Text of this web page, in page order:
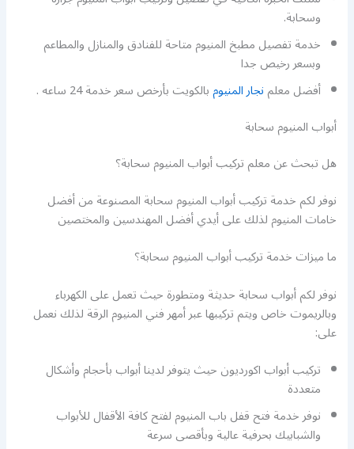
وسحابة.
خدمة تفصيل مطبخ المنيوم متاحة للفنادق والمنازل والمطاعم
وبسعر رخيص جدا
أفضل معلمنجار المنيومبالكويت بأرخص سعر خدمة 24 ساعه .
أبواب المنيوم سحابة
هل تبحث عن معلم تركيب أبواب المنيوم سحابة؟
نوفر لكم خدمة تركيب أبواب المنيوم سحابة المصنوعة من أفضل
خامات المنيوم لذلك على أيدي أفضل المهندسين والمختصين
ما ميزات خدمة تركيب أبواب المنيوم سحابة؟
نوفر لكم أبواب سحابة حديثة ومتطورة حيث تعمل على الكهرباء
وبالريموت خاص ويتم تركيبها عبر أمهر فني المنيوم الرقة لذلك نعمل
على:
تركيب أبواب اكورديون حيث يتوفر لدينا أبواب بأحجام وأشكال
متعددة
نوفر خدمة فتح قفل باب المنيوم لفتح كافة الأقفال للأبواب
والشبابيك بحرفية عالية وبأقصى سرعة